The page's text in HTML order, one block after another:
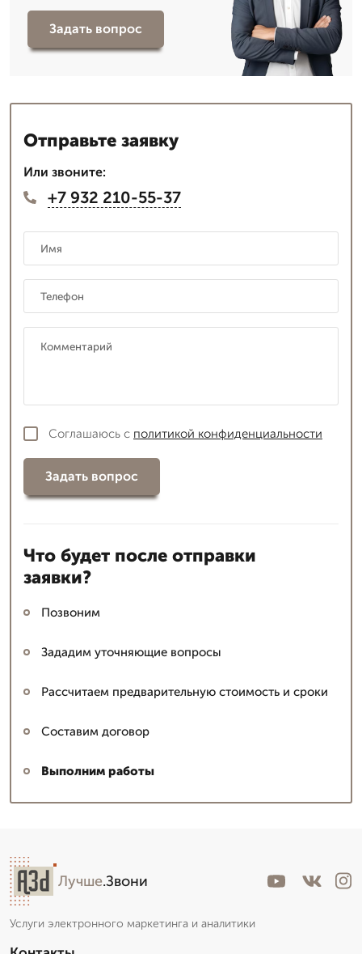
Задать вопрос
Отправьте заявку
Или звоните:
+7 932 210-55-37
Соглашаюсь с политикой конфиденциальности
Задать вопрос
Что будет после отправки
заявки?
Позвоним
Зададим уточняющие вопросы
Рассчитаем предварительную стоимость и сроки
Составим договор
Выполним работы
Лучше.Звони
Услуги электронного маркетинга и аналитики